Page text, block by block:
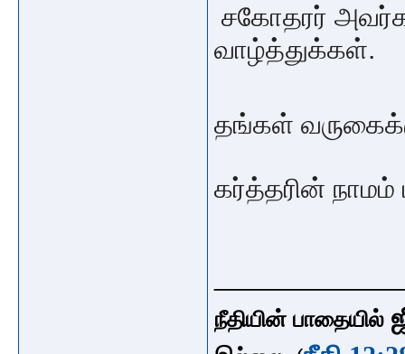
சகோதரர்
வாழ்த்துக்கள்.
தங்கள்
கர்த்தரின்
நீதியின் பாதையில்